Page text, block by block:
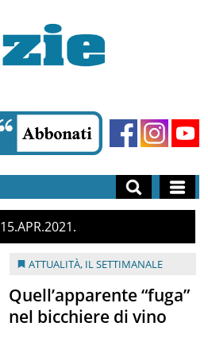
15APR2021
ATTUALITÀ, IL SETTIMANALE
Quell’apparente “fuga”
nel bicchiere di vino